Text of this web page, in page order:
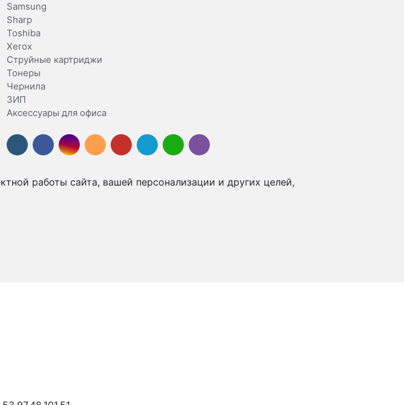
Samsung
Sharp
Toshiba
Xerox
Струйные картриджи
Тонеры
Чернила
ЗИП
Аксессуары для офиса
работы сайта, вашей персонализации и других целей,